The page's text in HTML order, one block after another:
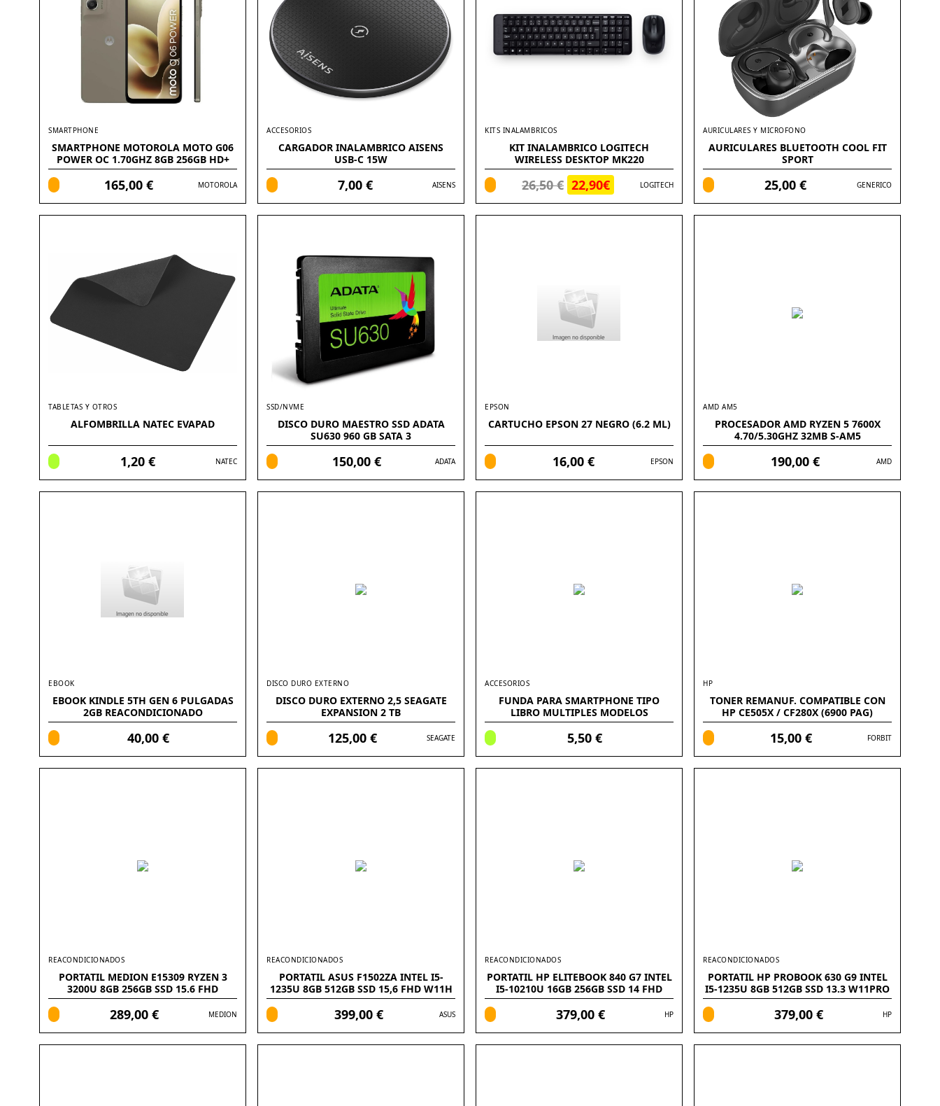
SMARTPHONE
SMARTPHONE MOTOROLA MOTO G06
POWER OC 1.70GHZ 8GB 256GB HD+
6.88
165,00 € MOTOROLA
ACCESORIOS
CARGADOR INALAMBRICO AISENS
USB-C 15W
7,00 € AISENS
KITS INALAMBRICOS
KIT INALAMBRICO LOGITECH
WIRELESS DESKTOP MK220
26,50 € 22,90€ LOGITECH
AURICULARES Y MICROFONO
AURICULARES BLUETOOTH COOL FIT
SPORT
25,00 € GENERICO
TABLETAS Y OTROS
ALFOMBRILLA NATEC EVAPAD
1,20 € NATEC
SSD/NVME
DISCO DURO MAESTRO SSD ADATA
SU630 960 GB SATA 3
150,00 € ADATA
EPSON
CARTUCHO EPSON 27 NEGRO (6.2 ML)
16,00 € EPSON
AMD AM5
PROCESADOR AMD RYZEN 5 7600X
4.70/5.30GHZ 32MB S-AM5
190,00 € AMD
EBOOK
EBOOK KINDLE 5TH GEN 6 PULGADAS
2GB REACONDICIONADO
40,00 €
DISCO DURO EXTERNO
DISCO DURO EXTERNO 2,5 SEAGATE
EXPANSION 2 TB
125,00 € SEAGATE
ACCESORIOS
FUNDA PARA SMARTPHONE TIPO
LIBRO MULTIPLES MODELOS
5,50 €
HP
TONER REMANUF. COMPATIBLE CON
HP CE505X / CF280X (6900 PAG)
15,00 € FORBIT
REACONDICIONADOS
PORTATIL MEDION E15309 RYZEN 3
3200U 8GB 256GB SSD 15.6 FHD
FREEDOS
289,00 € MEDION
REACONDICIONADOS
PORTATIL ASUS F1502ZA INTEL I5-
1235U 8GB 512GB SSD 15,6 FHD W11H
399,00 € ASUS
REACONDICIONADOS
PORTATIL HP ELITEBOOK 840 G7 INTEL
I5-10210U 16GB 256GB SSD 14 FHD
W11PRO
379,00 € HP
REACONDICIONADOS
PORTATIL HP PROBOOK 630 G9 INTEL
I5-1235U 8GB 512GB SSD 13.3 W11PRO
379,00 € HP